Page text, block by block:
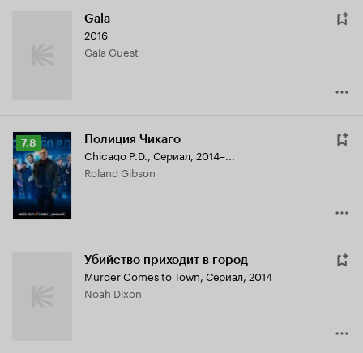
Gala
2016
Gala Guest
Рейтинг
Кинопоиска
7.8
7.8 Полиция Чикаго
Chicago P.D., Сериал, 2014–...
Roland Gibson
Убийство приходит в город
Murder Comes to Town, Сериал, 2014
Noah Dixon